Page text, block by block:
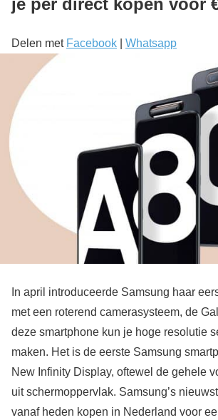
je per direct kopen voor
Delen met Facebook Whatsapp
In april introduceerde Samsung haar
met een roterend camerasysteem, de
deze smartphone kun je hoge resolutie
maken. Het is de eerste Samsung
New Infinity Display, oftewel de gehele
uit schermoppervlak. Samsung’s
vanaf heden kopen in Nederland voor